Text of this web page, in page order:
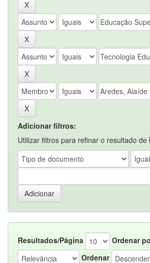
Adicionar filtros:
Utilizar filtros para refinar o resultado de
Resultados/Página
Ordenar
Ordenar